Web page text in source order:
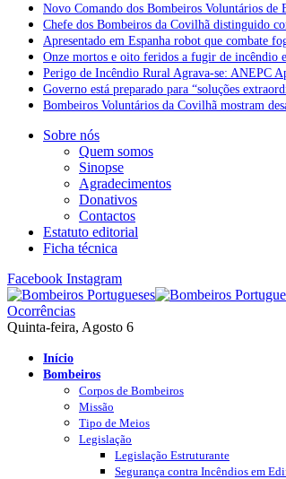
Novo Comando dos Bombeiros Voluntários de
Chefe dos Bombeiros da Covilhã distinguido
Apresentado em Espanha robot que combate
Onze mortos e oito feridos a fugir de incêndio
Perigo de Incêndio Rural Agrava-se: ANEPC
Governo está preparado para “soluções
Bombeiros Voluntários da Covilhã mostram
Sobre nós
Quem somos
Sinopse
Agradecimentos
Donativos
Contactos
Estatuto editorial
Ficha técnica
Facebook Instagram
Ocorrências
Quinta-feira, Agosto 6
Início
Bombeiros
Corpos de Bombeiros
Missão
Tipo de Meios
Legislação
Legislação Estruturante
Segurança contra Incêndios em